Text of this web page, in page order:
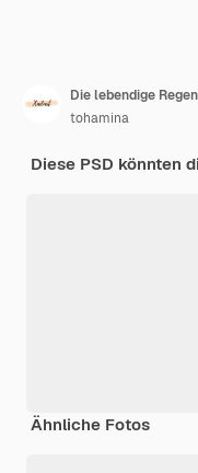
Die lebendige
tohamina
Diese PSD könnten
Ähnliche Fotos